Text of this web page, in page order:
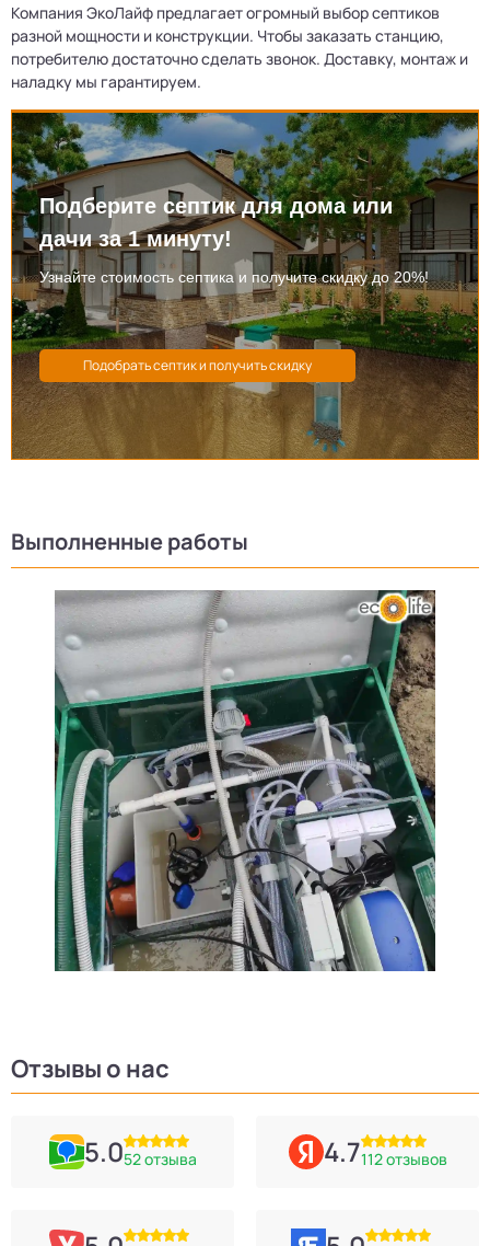
Компания ЭкоЛайф предлагает огромный выбор септиков
разной мощности и конструкции. Чтобы заказать станцию,
потребителю достаточно сделать звонок. Доставку, монтаж и
наладку мы гарантируем.
Подберите септик для дома или
дачи за 1 минуту!
Узнайте стоимость септика и получите скидку до 20%!
Выполненные работы
Отзывы о нас
5.052 отзыва 4.7112 отзывов